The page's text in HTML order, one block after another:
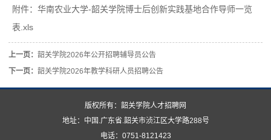
附件： 华南农业大学-韶关学院博士后创新实践基地合作导师一览
表.xls
上一页：韶关学院2026年公开招聘辅导员公告
下一页：韶关学院2026年教学科研人员招聘公告
版权所有：韶关学院人才招聘网
地址：中国.广东省.韶关市浈江区大学路288号
电话：0751-8121423